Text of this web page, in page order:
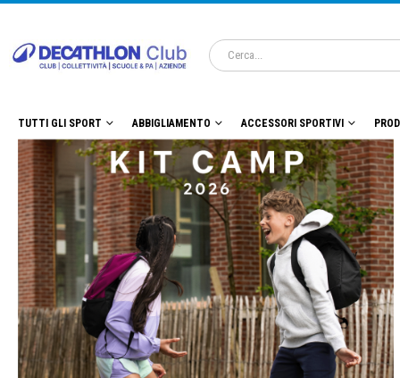
TUTTI GLI SPORT ABBIGLIAMENTO ACCESSORI SPORTIVI